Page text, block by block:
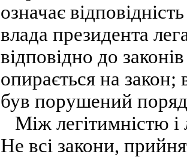
означає
влада президента
відповідно до
опирається на
був порушений
Між легітимністю
Не всі закони,